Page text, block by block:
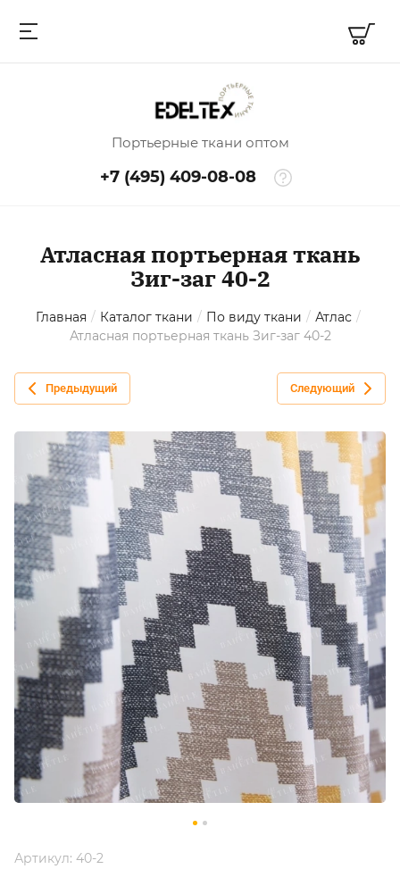
Портьерные ткани оптом
+7 (495) 409-08-08
Атласная портьерная ткань
Зиг-заг 40-2
Главная / Каталог ткани / По виду ткани / Атлас /
Атласная портьерная ткань Зиг-заг 40-2
Предыдущий Следующий
Артикул: 40-2